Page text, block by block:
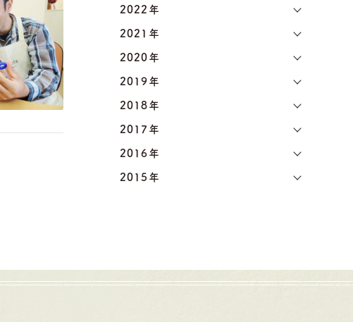
2022年
2021年
2020年
2019年
2018年
2017年
2016年
2015年
浜松店